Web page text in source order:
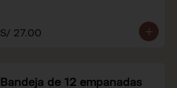
referenciales.
S/ 27.00
Bandeja de 12 empanadas